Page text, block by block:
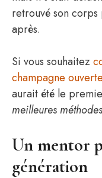
retrouvé son
après.
Si vous souhaitez
champagne
aurait été le
meilleures
Un mentor
génération